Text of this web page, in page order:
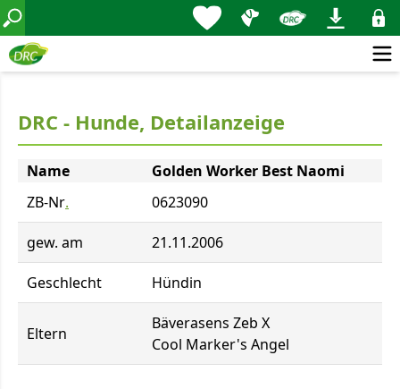
DRC - Hunde, Detailanzeige
Name
Golden Worker Best Naomi
ZB-Nr. 0623090
gew. am 21.11.2006
Geschlecht Hündin
Eltern
Bäverasens Zeb X
Cool Marker's Angel